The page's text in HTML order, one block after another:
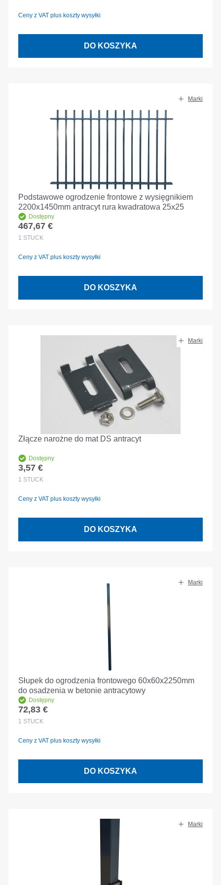
Ceny z VAT plus koszty wysyłki
DO KOSZYKA
Marki
Podstawowe ogrodzenie frontowe z wysięgnikiem
2200x1450mm antracyt rura kwadratowa 25x25
Dostępny
Cena regularna:
467,67 €
1 STÜCK
Ceny z VAT plus koszty wysyłki
DO KOSZYKA
Marki
Złącze narożne do mat DS antracyt
Dostępny
Cena regularna:
3,57 €
1 STÜCK
Ceny z VAT plus koszty wysyłki
DO KOSZYKA
Marki
Słupek do ogrodzenia frontowego 60x60x2250mm
do osadzenia w betonie antracytowy
Dostępny
Cena regularna:
72,83 €
1 STÜCK
Ceny z VAT plus koszty wysyłki
DO KOSZYKA
Marki